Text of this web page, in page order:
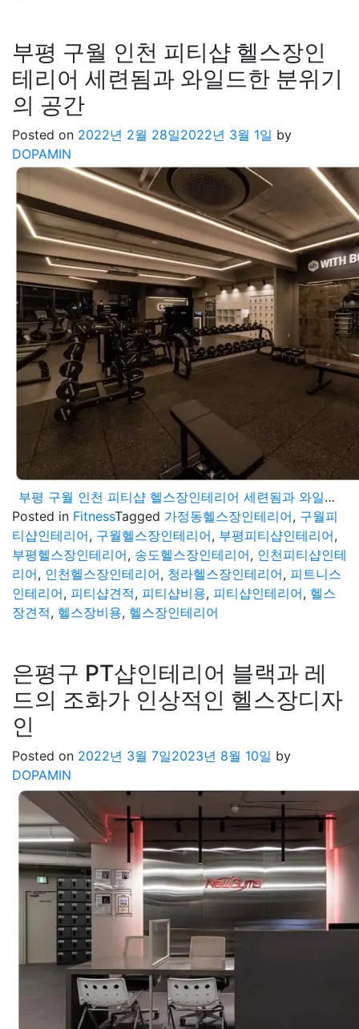
부평 구월 인천 피티샵 헬스장인
테리어 세련됨과 와일드한 분위기
의 공간
Posted on 2022년 2월 28일2022년 3월 1일 by
DOPAMIN
부평 구월 인천 피티샵 헬스장인테리어 세련됨과 와일드한 분위기의 공간
Posted in FitnessTagged 가정동헬스장인테리어, 구월피
티샵인테리어, 구월헬스장인테리어, 부평피티샵인테리어,
부평헬스장인테리어, 송도헬스장인테리어, 인천피티샵인테
리어, 인천헬스장인테리어, 청라헬스장인테리어, 피트니스
인테리어, 피티샵견적, 피티샵비용, 피티샵인테리어, 헬스
장견적, 헬스장비용, 헬스장인테리어
은평구 PT샵인테리어 블랙과 레
드의 조화가 인상적인 헬스장디자
인
Posted on 2022년 3월 7일2023년 8월 10일 by
DOPAMIN